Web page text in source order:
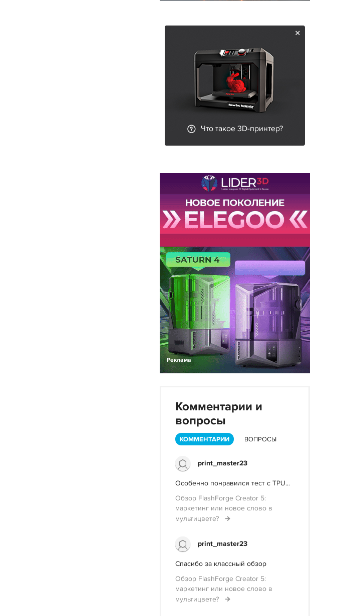
Что такое 3D-принтер?
Реклама
Комментарии и
вопросы
КОММЕНТАРИИ ВОПРОСЫ
print_master23
Особенно понравился тест с TPU...
Обзор FlashForge Creator 5:
маркетинг или новое слово в
мультицвете?
print_master23
Спасибо за классный обзор
Обзор FlashForge Creator 5:
маркетинг или новое слово в
мультицвете?